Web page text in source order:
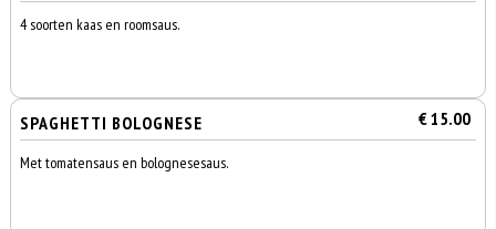
4 soorten kaas en roomsaus.
SPAGHETTI BOLOGNESE € 15.00
Met tomatensaus en bolognesesaus.